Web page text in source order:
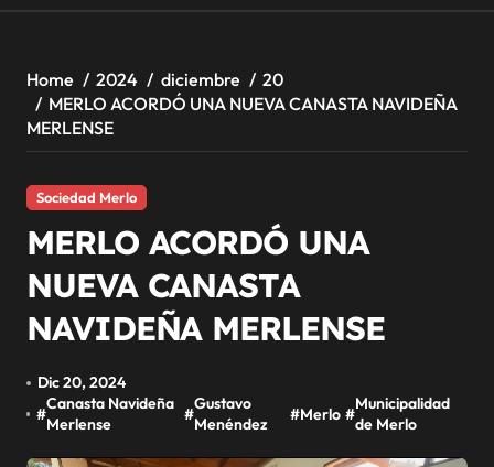
Home 2024 diciembre
20
MERLO ACORDÓ UNA NUEVA CANASTA NAVIDEÑA
MERLENSE
Sociedad Merlo
MERLO ACORDÓ UNA
NUEVA CANASTA
NAVIDEÑA MERLENSE
Dic 20, 2024
#
Canasta Navideña
Merlense
#
Gustavo
Menéndez
#Merlo #
Municipalidad
de Merlo